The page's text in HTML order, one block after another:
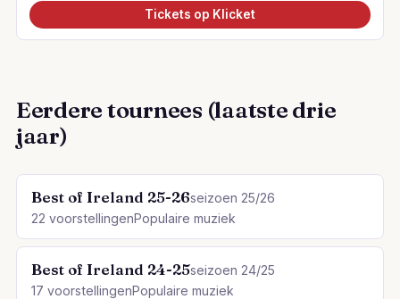
Tickets op Klicket
Eerdere tournees (laatste drie
jaar)
Best of Ireland 25-26seizoen 25/26
22 voorstellingenPopulaire muziek
Best of Ireland 24-25seizoen 24/25
17 voorstellingenPopulaire muziek